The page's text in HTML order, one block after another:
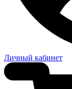
Личный кабинет